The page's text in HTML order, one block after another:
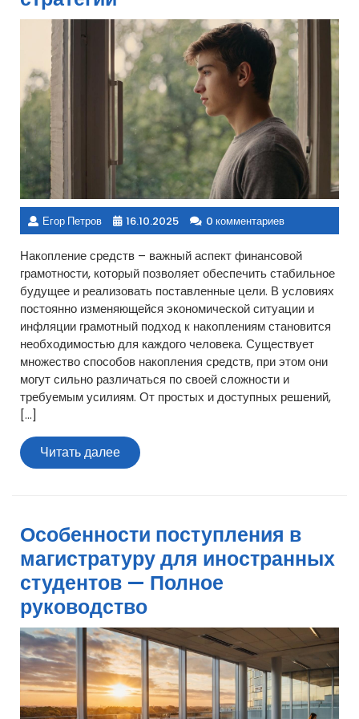
Егор Петров 16.10.2025 0 комментариев
Накопление средств – важный аспект финансовой
грамотности, который позволяет обеспечить стабильное
будущее и реализовать поставленные цели. В условиях
постоянно изменяющейся экономической ситуации и
инфляции грамотный подход к накоплениям становится
необходимостью для каждого человека. Существует
множество способов накопления средств, при этом они
могут сильно различаться по своей сложности и
требуемым усилиям. От простых и доступных решений,
[…]
Читать далееЧитать
далее
Особенности поступления в
магистратуру для иностранных
студентов — Полное
руководство